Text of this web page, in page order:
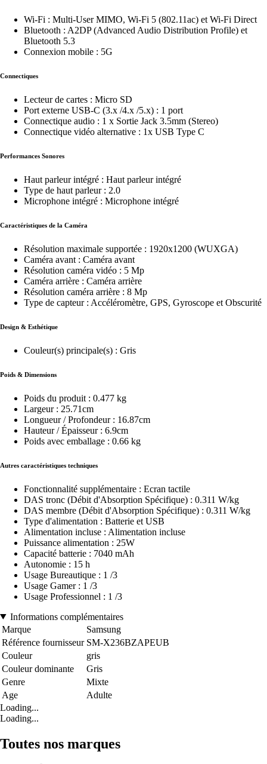
Wi-Fi : Multi-User MIMO, Wi-Fi 5 (802.11ac) et Wi-Fi Direct
Bluetooth : A2DP (Advanced Audio Distribution Profile) et
Bluetooth 5.3
Connexion mobile : 5G
Connectiques
Lecteur de cartes : Micro SD
Port externe USB-C (3.x /4.x /5.x) : 1 port
Connectique audio : 1 x Sortie Jack 3.5mm (Stereo)
Connectique vidéo alternative : 1x USB Type C
Performances Sonores
Haut parleur intégré : Haut parleur intégré
Type de haut parleur : 2.0
Microphone intégré : Microphone intégré
Caractéristiques de la Caméra
Résolution maximale supportée : 1920x1200 (WUXGA)
Caméra avant : Caméra avant
Résolution caméra vidéo : 5 Mp
Caméra arrière : Caméra arrière
Résolution caméra arrière : 8 Mp
Type de capteur : Accéléromètre, GPS, Gyroscope et Obscurité
Design & Esthétique
Couleur(s) principale(s) : Gris
Poids & Dimensions
Poids du produit : 0.477 kg
Largeur : 25.71cm
Longueur / Profondeur : 16.87cm
Hauteur / Épaisseur : 6.9cm
Poids avec emballage : 0.66 kg
Autres caractéristiques techniques
Fonctionnalité supplémentaire : Ecran tactile
DAS tronc (Débit d'Absorption Spécifique) : 0.311 W/kg
DAS membre (Débit d'Absorption Spécifique) : 0.311 W/kg
Type d'alimentation : Batterie et USB
Alimentation incluse : Alimentation incluse
Puissance alimentation : 25W
Capacité batterie : 7040 mAh
Autonomie : 15 h
Usage Bureautique : 1 /3
Usage Gamer : 1 /3
Usage Professionnel : 1 /3
Informations complémentaires
Marque
Samsung
Référence fournisseur SM-X236BZAPEUB
Couleur
gris
Couleur dominante
Gris
Genre
Mixte
Age
Adulte
Loading...
Loading...
Toutes nos marques